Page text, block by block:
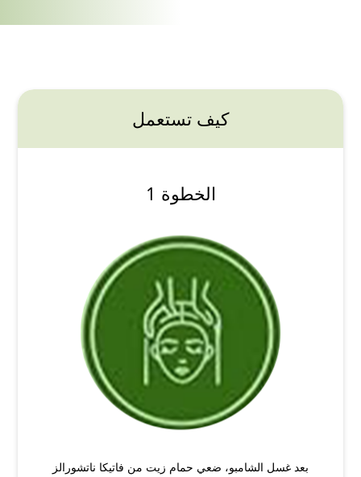
كيف تستعمل
الخطوة 1
بعد غسل الشامبو، ضعي حمام زيت من فاتيكا ناتشورالز